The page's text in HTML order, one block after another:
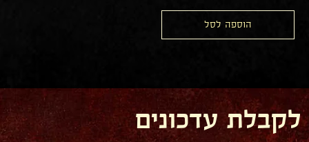
הוספה לסל
לקבלת עדכונים